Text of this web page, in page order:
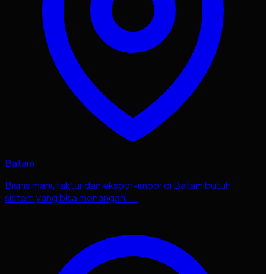
Batam
Bisnis manufaktur dan ekspor-impor di Batam butuh
sistem yang bisa menangani ...